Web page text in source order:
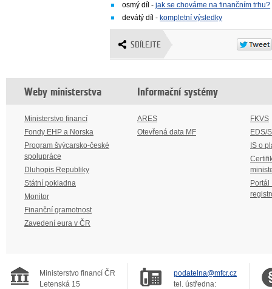
osmý díl -jak se chováme na finančním trhu?
devátý díl -kompletní výsledky
SDÍLEJTE
Weby ministerstva
Ministerstvo financí
Fondy EHP a Norska
Program švýcarsko-české
spolupráce
Dluhopis Republiky
Státní pokladna
Monitor
Finanční gramotnost
Zavedení eura v ČR
Informační systémy
ARES
Otevřená data MF
FKVS
EDS/
IS o
Portál
Ministerstvo financí ČR
Letenská 15
podatelna@mfcr.cz
tel. ústředna: